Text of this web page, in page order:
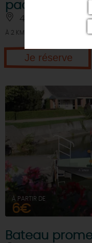
paddle,
45800 - SAINT-
À 2 KM
Je réserve
À PARTIR DE
6€
Bateau